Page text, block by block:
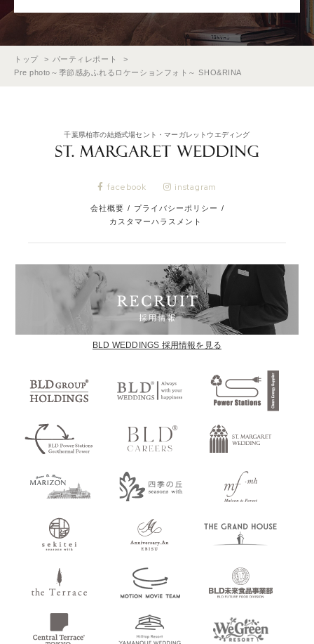
トップ
パーティレポート
Pre photo～季節感あふれるロケーションフォト～ SHO&RINA
千葉県柏市の結婚式場セント・マーガレットウエディング
facebook instagram
会社概要 / プライバシーポリシー /
カスタマーハラスメント
BLD WEDDINGS 採用情報を見る